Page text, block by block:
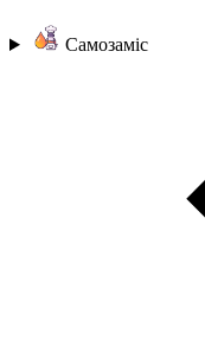
Самозаміс